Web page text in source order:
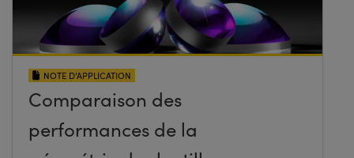
NOTE D’APPLICATION
Comparaison des
performances de la